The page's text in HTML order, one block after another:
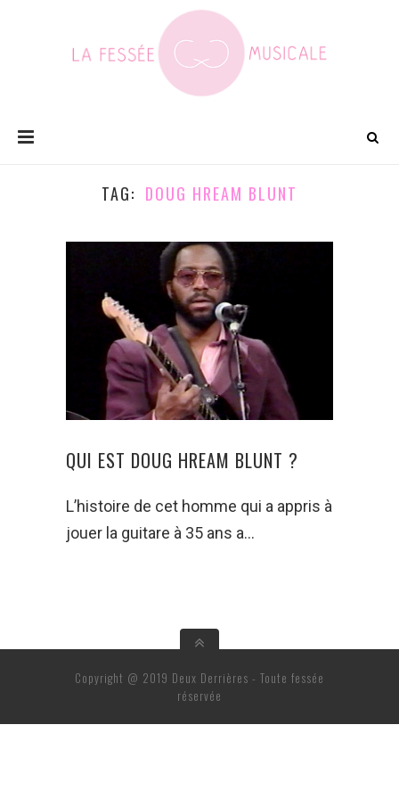
TAG DOUG HREAM BLUNT
QUI EST DOUG HREAM BLUNT ?
L’histoire de cet homme qui a appris à
jouer la guitare à 35 ans a…
Copyright @ 2019 Deux Derrières - Toute fessée
réservée